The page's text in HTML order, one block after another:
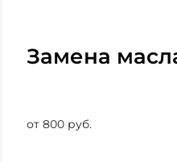
Замена
от 800 руб.